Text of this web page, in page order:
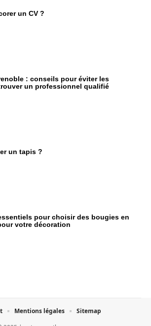
un CV ?
: conseils pour éviter les
un professionnel qualifié
un tapis ?
pour choisir des bougies en
votre décoration
Mentions légales Sitemap